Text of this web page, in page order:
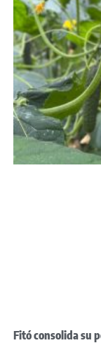
Fitó consolida su